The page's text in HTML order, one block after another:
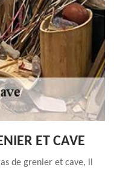
ET CAVE
de grenier et cave, il